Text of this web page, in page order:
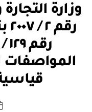
التصنيفاتق
روزارة
المواصفات